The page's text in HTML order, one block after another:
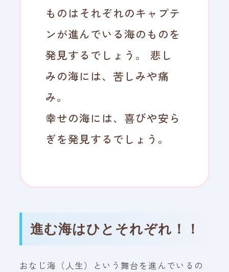
ものはそれぞれのキャプテ
ンが進んでいる海のものを
発見するでしょう。 悲し
みの海には、苦しみや痛
み。
幸せの海には、喜びや安ら
ぎを発見するでしょう。
進む海はひとそれぞれ！！
おなじ海（人生）という舞台を進んでいるの